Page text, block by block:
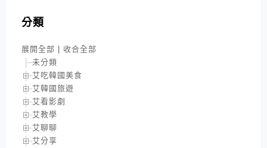
分類
展開全部
收合全部
未分類
艾吃韓國美食
艾韓國旅遊
艾看影劇
艾教學
艾聊聊
艾分享